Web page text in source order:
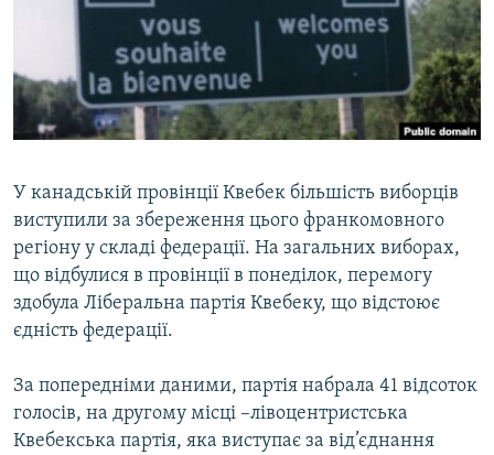
ДЕПОРТАЦІЯ
ВІДЕОУРОКИ «ELIFBE»
СВІДЧЕННЯ ОКУПАЦІЇ
УКРАЇНСЬКА ПРОБЛЕМА КРИМУ
ЯК ОБІЙТИ БЛОКУВАННЯ
Русский
Qırımtatar
Усі сайти RFE/RL
У канадській провінції Квебек більшість виборців
виступили за збереження цього франкомовного
регіону у складі федерації. На загальних виборах,
що відбулися в провінції в понеділок, перемогу
здобула Ліберальна партія Квебеку, що відстоює
єдність федерації.
За попередніми даними, партія набрала 41 відсоток
голосів, на другому місці –лівоцентристська
Квебекська партія, яка виступає за від’єднання